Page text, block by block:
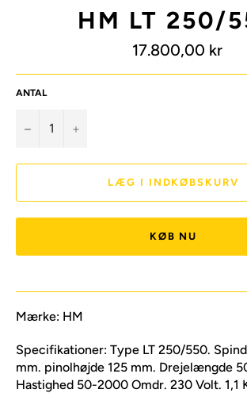
HM LT 250/
Normalpris
17.800,00 kr
ANTAL
− +
LÆG I INDKØBSKURV
KØB NU
Mærke: HM
Specifikationer: Type LT 250/550.
mm. pinolhøjde 125 mm. Drejelængde
Hastighed 50-2000 Omdr. 230 Volt. 1,1